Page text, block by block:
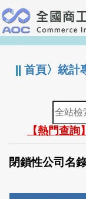
跳
到
主
要
:::
||首頁〉統計
全
站
檢
索
【熱門查
閉鎖性公司名